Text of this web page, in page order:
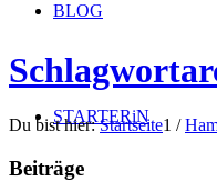
BLOG
STARTERiN
Du bist hier: Startseite1 /
Beiträge